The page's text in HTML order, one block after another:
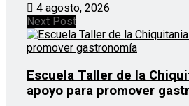
4 agosto, 2026
Next Post
Escuela Taller de la
apoyo para promover